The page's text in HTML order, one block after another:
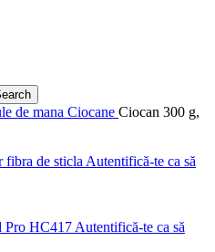
de mana Ciocane Ciocan 300 g,
fibra de sticla Autentifică-te ca să
Pro HC417 Autentifică-te ca să